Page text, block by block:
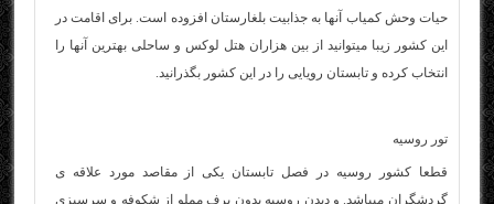
حیات وحش کمیاب آنها به جذابیت بلغارستان افزوده است. برای اقامت در
این کشور زیبا میتوانید از بین هزاران هتل لوکس و ساحلی بهترین آنها را
انتخاب کرده و تابستان رویایی را در این کشور بگذرانید.
تور روسیه
قطعا کشور روسیه در فصل تابستان یکی از مقاصد مورد علاقه ی
گردشگران میباشد. و دیدن روسیه بدون برف مملو از شکوفه و سرسبزی